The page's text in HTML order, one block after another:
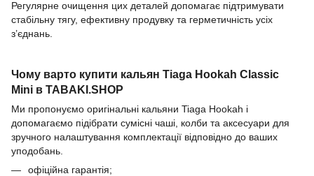
Регулярне очищення цих деталей допомагає підтримувати
стабільну тягу, ефективну продувку та герметичність усіх
з’єднань.
Чому варто купити кальян Tiaga Hookah Classic
Mini в TABAKI.SHOP
Ми пропонуємо оригінальні кальяни Tiaga Hookah і
допомагаємо підібрати сумісні чаші, колби та аксесуари для
зручного налаштування комплектації відповідно до ваших
уподобань.
офіційна гарантія;